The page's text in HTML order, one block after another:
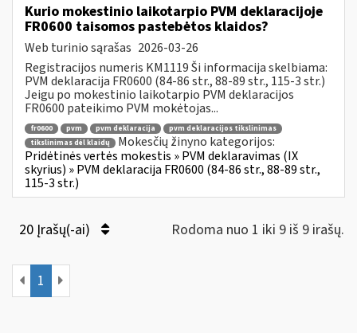
Kurio mokestinio laikotarpio PVM deklaracijoje
FR0600 taisomos pastebėtos klaidos?
Web turinio sąrašas 2026-03-26
Registracijos numeris KM1119 Ši informacija skelbiama:
PVM deklaracija FR0600 (84-86 str., 88-89 str., 115-3 str.)
Jeigu po mokestinio laikotarpio PVM deklaracijos
FR0600 pateikimo PVM mokėtojas...
fr0600 pvm pvm deklaracija
pvm deklaracijos tikslinimas
tikslinimas dėl klaidų
Mokesčių žinyno kategorijos:
Pridėtinės vertės mokestis » PVM deklaravimas (IX
skyrius) » PVM deklaracija FR0600 (84-86 str., 88-89 str.,
115-3 str.)
20 Įrašų(-ai) Rodoma nuo 1 iki 9 iš 9 irašų.
1